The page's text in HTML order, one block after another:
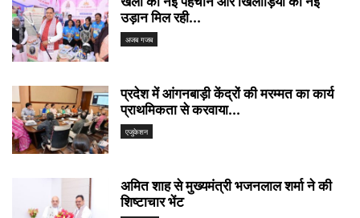
उड़ान मिल रही...
अजब गजब
प्रदेश में आंगनबाड़ी केंद्रों की मरम्मत का कार्य
प्राथमिकता से करवाया...
एजुकेशन
अमित शाह से मुख्यमंत्री भजनलाल शर्मा ने की
शिष्टाचार भेंट